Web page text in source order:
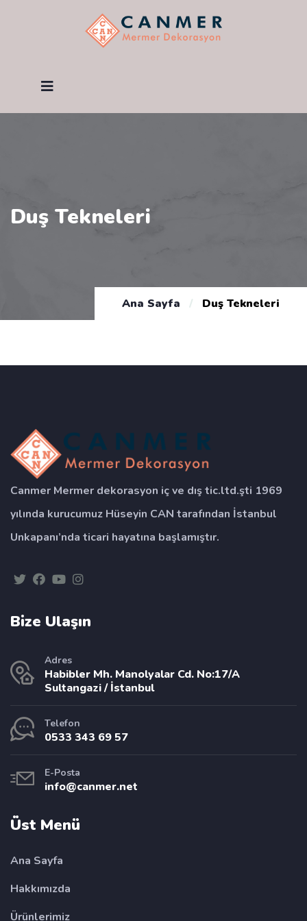
Duş Tekneleri
Ana Sayfa / Duş Tekneleri
Canmer Mermer dekorasyon iç ve dış tic.ltd.şti 1969
yılında kurucumuz Hüseyin CAN tarafından İstanbul
Unkapanı’nda ticari hayatına başlamıştır.
Bize Ulaşın
Adres
Habibler Mh. Manolyalar Cd. No:17/A
Sultangazi / İstanbul
Telefon
0533 343 69 57
E-Posta
info@canmer.net
Üst Menü
Ana Sayfa
Hakkımızda
Ürünlerimiz